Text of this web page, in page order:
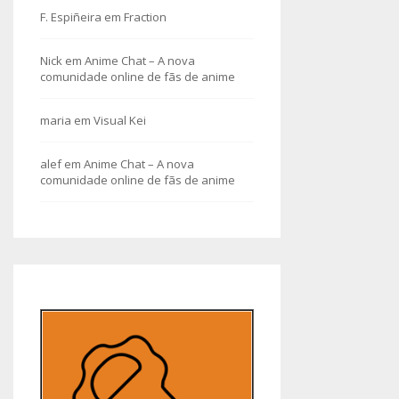
F. Espiñeira em Fraction
Nick em Anime Chat – A nova
comunidade online de fãs de anime
maria em Visual Kei
alefem Anime Chat – A nova
comunidade online de fãs de anime